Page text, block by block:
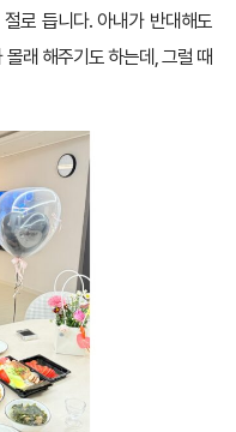
로 듭니다. 아내가 반대해도
래 해주기도 하는데, 그럴 때